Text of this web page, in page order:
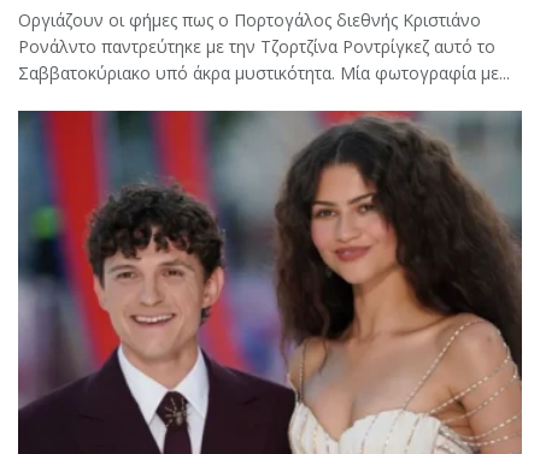
Oργιάζουν οι φήμες πως ο Πορτογάλος διεθνής Κριστιάνο
Ρονάλντο παντρεύτηκε με την Τζορτζίνα Ροντρίγκεζ αυτό το
Σαββατοκύριακο υπό άκρα μυστικότητα. Μία φωτογραφία με...